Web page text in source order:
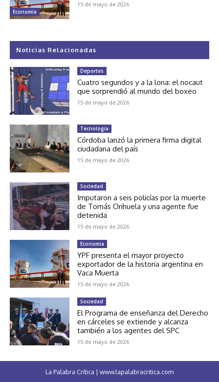
Economía
15 de mayo de 2026
Noticias Relacionadas
Deportes
Cuatro segundos y a la lona: el nocaut
que sorprendió al mundo del boxeo
15 de mayo de 2026
Tecnología
Córdoba lanzó la primera firma digital
ciudadana del país
15 de mayo de 2026
Sociedad
Imputaron a seis policías por la muerte
de Tomás Orihuela y una agente fue
detenida
15 de mayo de 2026
Economía
YPF presenta el mayor proyecto
exportador de la historia argentina en
Vaca Muerta
15 de mayo de 2026
Sociedad
El Programa de enseñanza del Derecho
en cárceles se extiende y alcanza
también a los agentes del SPC
15 de mayo de 2026
La Palabra Crítica | www.lapalabracritica.com